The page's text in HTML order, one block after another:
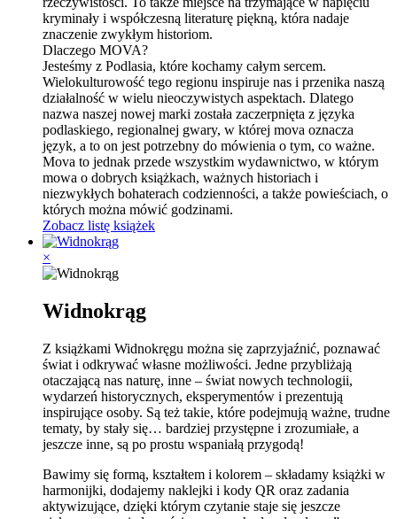
kryminały i współczesną literaturę piękną, która nadaje
znaczenie zwykłym historiom.
Dlaczego MOVA?
Jesteśmy z Podlasia, które kochamy całym sercem.
Wielokulturowość tego regionu inspiruje nas i przenika naszą
działalność w wielu nieoczywistych aspektach. Dlatego
nazwa naszej nowej marki została zaczerpnięta z języka
podlaskiego, regionalnej gwary, w której mova oznacza
język, a to on jest potrzebny do mówienia o tym, co ważne.
Mova to jednak przede wszystkim wydawnictwo, w którym
mowa o dobrych książkach, ważnych historiach i
niezwykłych bohaterach codzienności, a także powieściach, o
których można mówić godzinami.
Zobacz listę książek
×
Widnokrąg
Z książkami Widnokręgu można się zaprzyjaźnić, poznawać
świat i odkrywać własne możliwości. Jedne przybliżają
otaczającą nas naturę, inne – świat nowych technologii,
wydarzeń historycznych, eksperymentów i prezentują
inspirujące osoby. Są też takie, które podejmują ważne, trudne
tematy, by stały się… bardziej przystępne i zrozumiałe, a
jeszcze inne, są po prostu wspaniałą przygodą!
Bawimy się formą, kształtem i kolorem – składamy książki w
harmonijki, dodajemy naklejki i kody QR oraz zadania
aktywizujące, dzięki którym czytanie staje się jeszcze